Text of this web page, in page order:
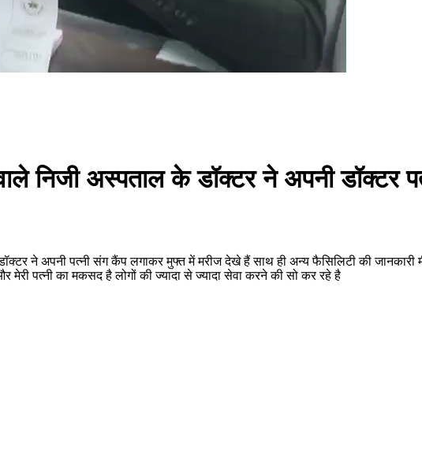
निजी अस्पताल के डॉक्टर ने अपनी डॉक्टर
ने अपनी पत्नी संग कैंप लगाकर मुफ्त में मरीज देखे हैं साथ ही अन्य फैसिलिटी की जानकारी
मेरी पत्नी का मकसद है लोगों की ज्यादा से ज्यादा सेवा करने की सो कर रहे है